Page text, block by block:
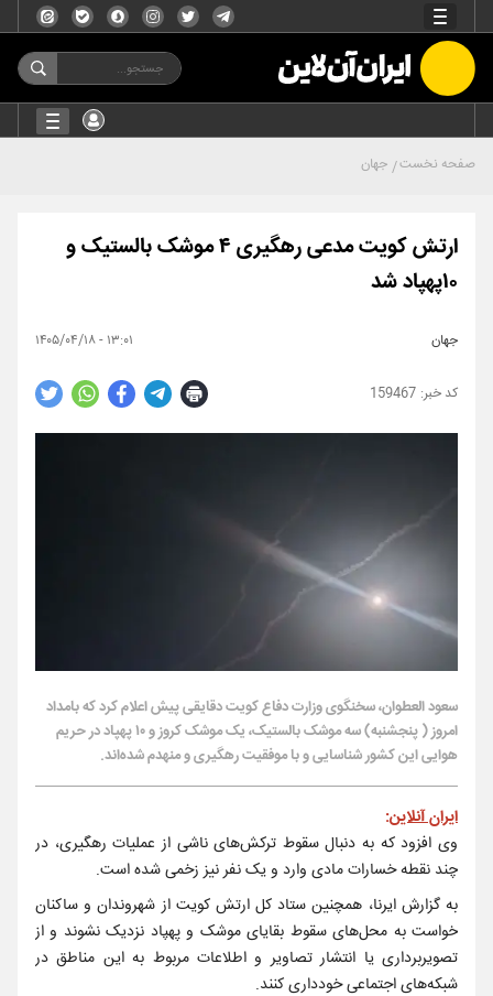
صفحه نخست جهان
ارتش کویت مدعی رهگیری ۴ موشک بالستیک و
۱۰پهپاد شد
جهان ۱۳:۰۱ - ۱۴۰۵/۰۴/۱۸
159467
سعود العطوان، سخنگوی وزارت دفاع کویت دقایقی پیش اعلام کرد که بامداد
امروز ( پنجشنبه) سه موشک بالستیک، یک موشک کروز و ۱۰ پهپاد در حریم
هوایی این کشور شناسایی و با موفقیت رهگیری و منهدم شده‌اند.
ایران آنلاین:
وی افزود که به دنبال سقوط ترکش‌های ناشی از عملیات رهگیری، در
چند نقطه خسارات مادی وارد و یک نفر نیز زخمی شده است.
به گزارش ایرنا، همچنین ستاد کل ارتش کویت از شهروندان و ساکنان
خواست به محل‌های سقوط بقایای موشک و پهپاد نزدیک نشوند و از
تصویربرداری یا انتشار تصاویر و اطلاعات مربوط به این مناطق در
شبکه‌های اجتماعی خودداری کنند.